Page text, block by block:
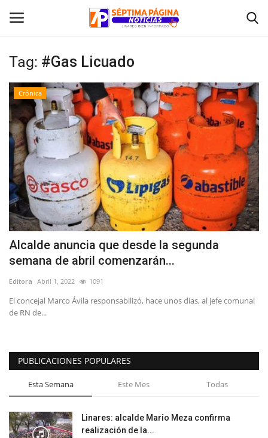
Inicio
Crónica
Policial
Tribunales
Deporte
Política
Espectáculos
Tag: #Gas Licuado
Crónica
Alcalde anuncia que desde la segunda
semana de abril comenzarán...
Editora Abril 1, 2022 1091
El concejal Marco Ávila responsabilizó, hace unos días, al jefe comunal
de RN de...
PUBLICACIONES POPULARES
Esta Semana Este Mes Todas
Linares: alcalde Mario Meza confirma
realización de la...